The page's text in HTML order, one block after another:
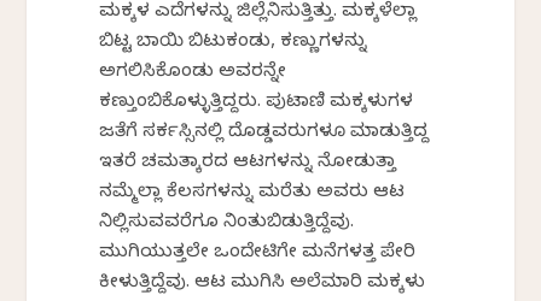
ಮಕ್ಕಳ ಎದೆಗಳನ್ನು ಜಿಲ್ಲೆನಿಸುತ್ತಿತ್ತು. ಮಕ್ಕಳೆಲ್ಲಾ
ಬಿಟ್ಟ ಬಾಯಿ ಬಿಟುಕಂಡು, ಕಣ್ಣುಗಳನ್ನು
ಅಗಲಿಸಿಕೊಂಡು ಅವರನ್ನೇ
ಕಣ್ತುಂಬಿಕೊಳ್ಳುತ್ತಿದ್ದರು. ಪುಟಾಣಿ ಮಕ್ಕಳುಗಳ
ಜತೆಗೆ ಸರ್ಕಸ್ಸಿನಲ್ಲಿ ದೊಡ್ಡವರುಗಳೂ ಮಾಡುತ್ತಿದ್ದ
ಇತರೆ ಚಮತ್ಕಾರದ ಆಟಗಳನ್ನು ನೋಡುತ್ತಾ
ನಮ್ಮೆಲ್ಲಾ ಕೆಲಸಗಳನ್ನು ಮರೆತು ಅವರು ಆಟ
ನಿಲ್ಲಿಸುವವರೆಗೂ ನಿಂತುಬಿಡುತ್ತಿದ್ದೆವು.
ಮುಗಿಯುತ್ತಲೇ ಒಂದೇಟಿಗೇ ಮನೆಗಳತ್ತ ಪೇರಿ
ಕೀಳುತ್ತಿದ್ದೆವು. ಆಟ ಮುಗಿಸಿ ಅಲೆಮಾರಿ ಮಕ್ಕಳು